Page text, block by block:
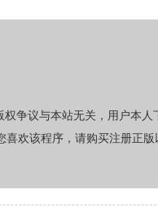
争议与本站无关，用户本人
欢该程序，请购买注册正版